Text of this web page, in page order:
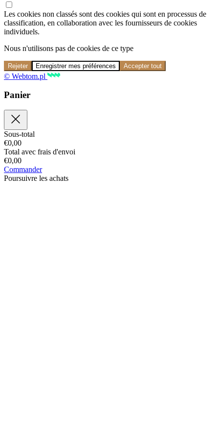
Les cookies non classés sont des cookies qui sont en processus de
classification, en collaboration avec les fournisseurs de cookies
individuels.
Nous n'utilisons pas de cookies de ce type
Rejeter Enregistrer mes préférences Accepter tout
© Webtom.pl
Panier
Sous-total
€0,00
Total avec frais d'envoi
€0,00
Commander
Poursuivre les achats